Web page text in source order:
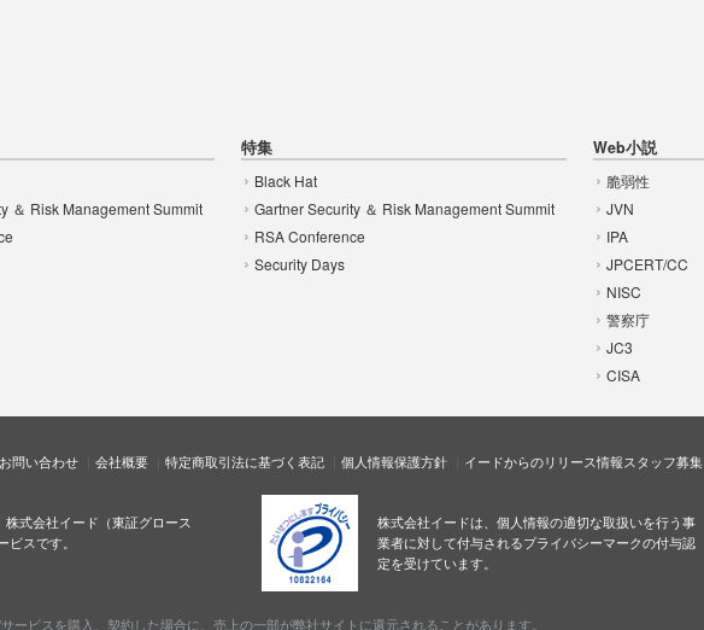
＆ Risk Management Summit
特集
Black Hat
Gartner Security ＆ Risk Management Summit
RSA Conference
Security Days
Web小説
脆弱性
JVN
IPA
JPCERT/CC
NISC
警察庁
JC3
CISA
問い合わせ 会社概要 特定商取引法に基づく表記 個人情報保護方針 イードからのリリース情報スタッフ募集
式会社イード（東証グロース
スです。
株式会社イードは、個人情報の適切な取扱いを行う事
業者に対して付与されるプライバシーマークの付与認
定を受けています。
ービスを購入、契約した場合に、売上の一部が弊社サイトに還元されることがあります。